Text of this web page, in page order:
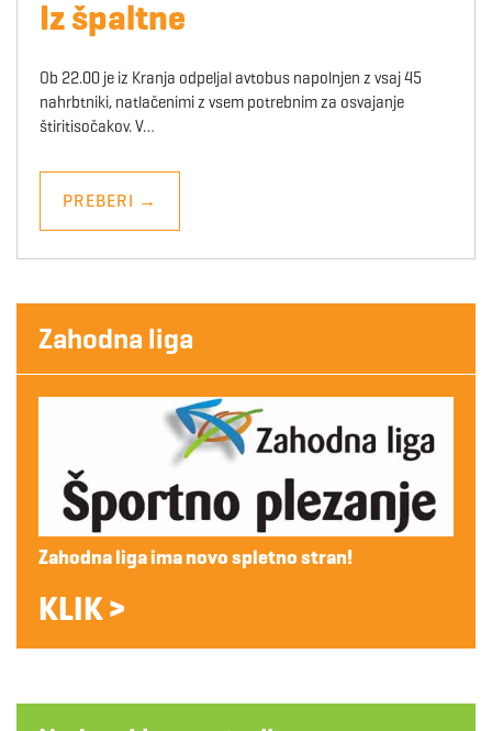
Iz špaltne
Ob 22.00 je iz Kranja odpeljal avtobus napolnjen z vsaj 45
nahrbtniki, natlačenimi z vsem potrebnim za osvajanje
štiritisočakov. V…
PREBERI →
Zahodna liga
Zahodna liga ima novo spletno stran!
KLIK >